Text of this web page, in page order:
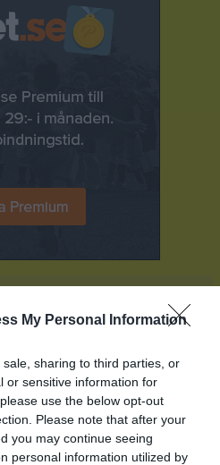
My Personal Information
sharing to third parties, or
or sensitive information for
use the below opt-out
Please note that after your
you may continue seeing
personal information utilized by